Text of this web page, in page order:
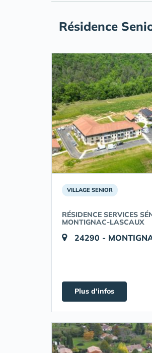
Résidence
VILLAGE SENIOR
RÉSIDENCE SERVICES
MONTIGNAC-LASCAUX
24290 -
Plus d'infos